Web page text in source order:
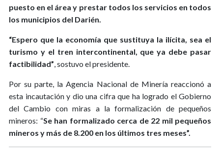
puesto en el área y prestar todos los servicios en todos
los municipios del Darién.
“Espero que la economía que sustituya la ilícita, sea el
turismo y el tren intercontinental, que ya debe pasar
factibilidad” , sostuvo el presidente.
Por su parte, la Agencia Nacional de Minería reaccionó a
esta incautación y dio una cifra que ha logrado el Gobierno
del Cambio con miras a la formalización de pequeños
mineros: “Se han formalizado cerca de 22 mil pequeños
mineros y más de 8.200 en los últimos tres meses”.